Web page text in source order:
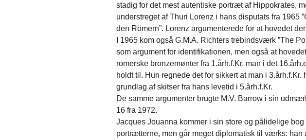
stadig for det mest autentiske portræt af Hippokrates,
understreget af Thuri Lorenz i hans disputats fra
den Römern”. Lorenz argumenterede for at hovedet
I 1965 kom også G.M.A. Richters trebindsværk ”The
som argument for identifikationen, men også at
romerske bronzemønter fra 1.årh.f.Kr. man i det
holdt til. Hun regnede det for sikkert at man i
grundlag af skitser fra hans levetid i 5.årh.f.Kr.
De samme argumenter brugte M.V. Barrow i sin
16 fra 1972.
Jacques Jouanna kommer i sin store og pålidelige
portrætterne, men går meget diplomatisk til værks: han